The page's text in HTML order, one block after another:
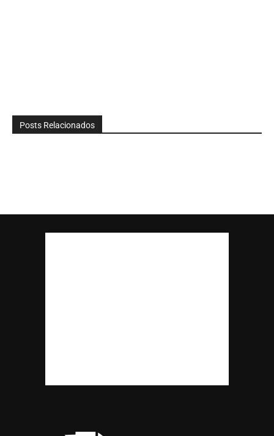
Posts Relacionados